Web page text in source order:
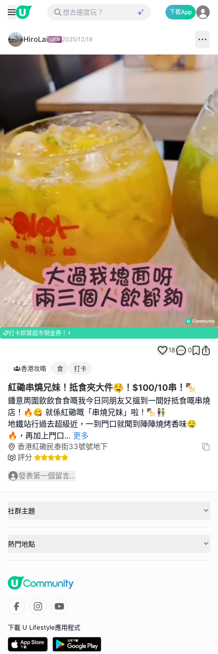
下載App
HiroLai 2025/12/18
100.00%
Unmute
打卡即賞超市現金券！
18 0
香港攻略 食 打卡
紅磡串燒兄妹！抵食夾大件🤤！$100/10串！🍢
鍾意周圍飲飲食食嘅我今日同朋友又搵到一間好抵食嘅串燒
店！🔥😋 就係紅磡嘅「串燒兄妹」啦！🍢👫
地鐵站行過去超級近，一到門口就聞到陣陣燒烤香味🤤
🔥，再加上門口... 更多
香港紅磡民泰街33號號地下
評分
發表第一個留言...
社群主題
熱門地點
下載 U Lifestyle應用程式